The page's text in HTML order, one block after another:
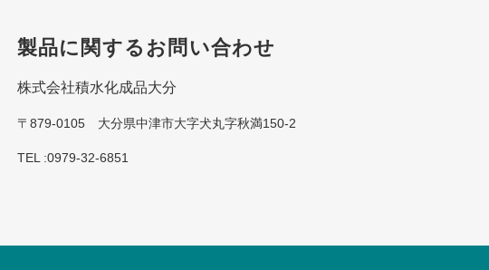
製品に関するお問い合わせ
株式会社積水化成品大分
〒879-0105 大分県中津市大字犬丸字秋満150-2
TEL :0979-32-6851